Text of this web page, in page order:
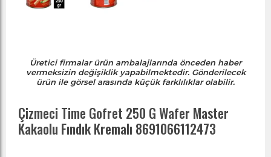
Üretici firmalar ürün ambalajlarında önceden haber
vermeksizin değişiklik yapabilmektedir. Gönderilecek
ürün ile görsel arasında küçük farklılıklar olabilir.
Çizmeci Time Gofret 250 G Wafer Master
Kakaolu Fındık Kremalı 8691066112473